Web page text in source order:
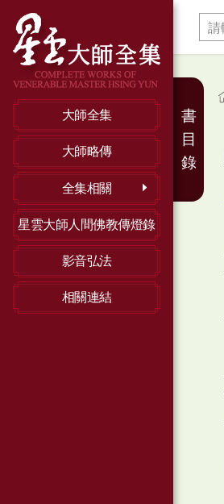
大師全集
大師略傳
全集相關
星雲大師人間佛教傳燈錄
影音弘法
相關連結
書
目
錄